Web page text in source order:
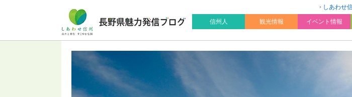
しあわせ
信州人
観光情報 イベント情報